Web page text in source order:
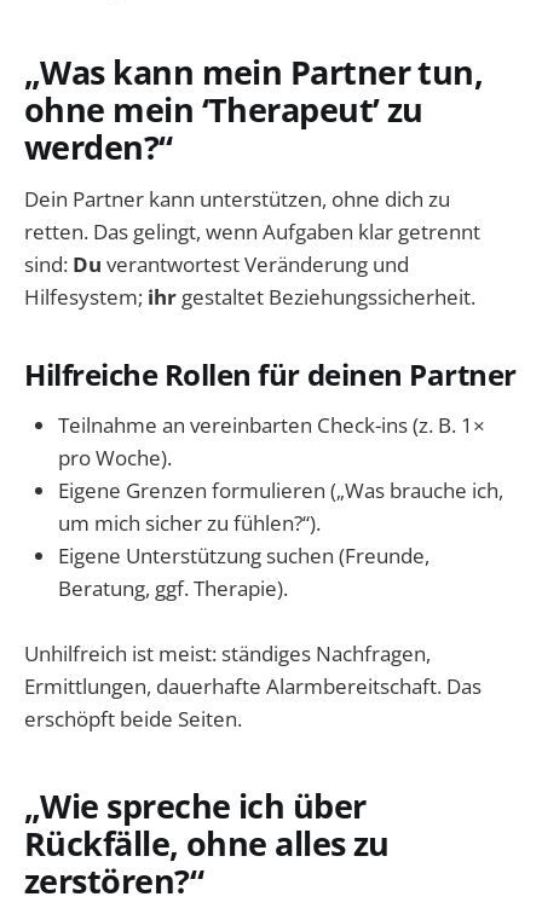
„Was kann mein Partner tun,
ohne mein ‘Therapeut’ zu
werden?“
Dein Partner kann unterstützen, ohne dich zu
retten. Das gelingt, wenn Aufgaben klar getrennt
sind: Du verantwortest Veränderung und
Hilfesystem; ihr gestaltet Beziehungssicherheit.
Hilfreiche Rollen für deinen Partner
Teilnahme an vereinbarten Check-ins (z. B. 1×
pro Woche).
Eigene Grenzen formulieren („Was brauche ich,
um mich sicher zu fühlen?“).
Eigene Unterstützung suchen (Freunde,
Beratung, ggf. Therapie).
Unhilfreich ist meist: ständiges Nachfragen,
Ermittlungen, dauerhafte Alarmbereitschaft. Das
erschöpft beide Seiten.
„Wie spreche ich über
Rückfälle, ohne alles zu
zerstören?“